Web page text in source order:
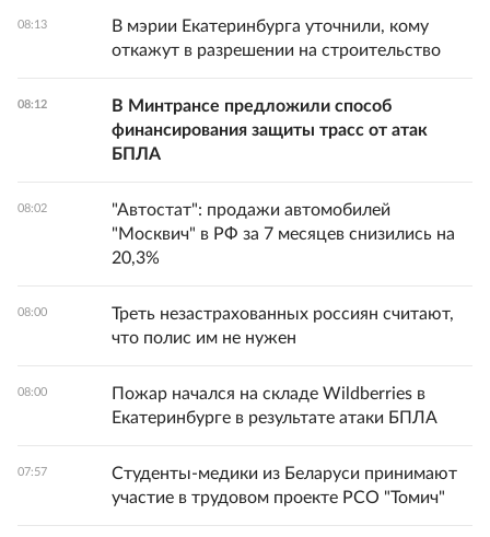
08:13
В мэрии Екатеринбурга уточнили, кому
откажут в разрешении на строительство
08:12
В Минтрансе предложили способ
финансирования защиты трасс от атак
БПЛА
08:02
"Автостат": продажи автомобилей
"Москвич" в РФ за 7 месяцев снизились на
20,3%
08:00
Треть незастрахованных россиян считают,
что полис им не нужен
08:00
Пожар начался на складе Wildberries в
Екатеринбурге в результате атаки БПЛА
07:57
Студенты-медики из Беларуси принимают
участие в трудовом проекте РСО "Томич"